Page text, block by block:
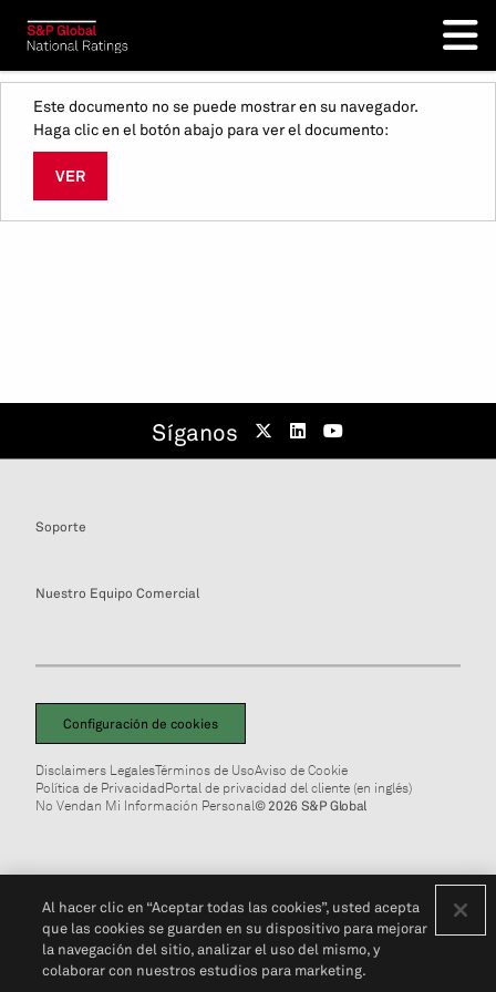
Este documento no se puede mostrar en su navegador.
Haga clic en el botón abajo para ver el documento:
VER
Síganos
Soporte
Nuestro Equipo Comercial
Configuración de cookies
Disclaimers LegalesTérminos de UsoAviso de Cookie
Política de PrivacidadPortal de privacidad del cliente (en inglés)
No Vendan Mi Información Personal© 2026 S&P Global
Al hacer clic en “Aceptar todas las cookies”, usted acepta
que las cookies se guarden en su dispositivo para mejorar
la navegación del sitio, analizar el uso del mismo, y
colaborar con nuestros estudios para marketing.